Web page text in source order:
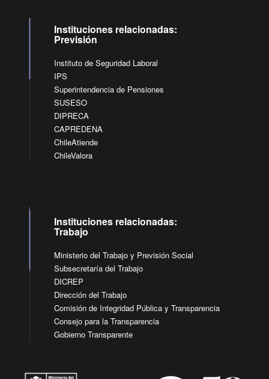
Instituciones relacionadas:
Previsión
Instituto de Seguridad Laboral
IPS
Superintendencia de Pensiones
SUSESO
DIPRECA
CAPREDENA
ChileAtiende
ChileValora
Instituciones relacionadas:
Trabajo
Ministerio del Trabajo y Previsión Social
Subsecretaría del Trabajo
DICREP
Dirección del Trabajo
Comisión de Integridad Pública y Transparencia
Consejo para la Transparencia
Gobierno Transparente